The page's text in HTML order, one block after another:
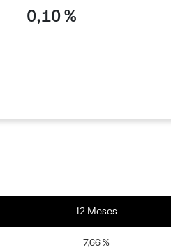
0,10 %
12 Meses
7,66 %